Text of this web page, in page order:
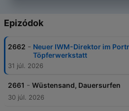
Epizódok
2662 - Neuer IWM-Direktor im
Töpferwerkstatt
31 júl. 2026
2661 - Wüstensand, Dauersurfen
30 júl. 2026